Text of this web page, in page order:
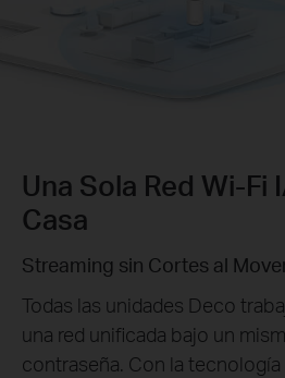
Una Sola Red Wi-Fi
Casa
Streaming sin Cortes al
Todas las unidades Deco
una red unificada bajo un
contraseña. Con la tecnología